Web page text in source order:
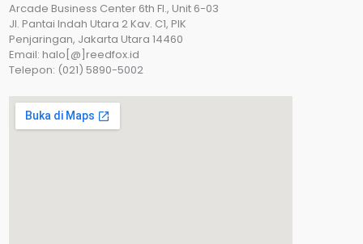
Arcade Business Center 6th Fl., Unit 6-03
JI. Pantai Indah Utara 2 Kav. C1, PIK
Penjaringan, Jakarta Utara 14460
Email: halo[@]reedfox.id
Telepon: (021) 5890-5002